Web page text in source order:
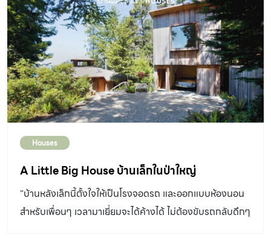
Houses
A Little Big House บ้านเล็กในป่าใหญ่
"บ้านหลังเล็กนี้ตั้งใจให้เป็นโรงจอดรถ และออกแบบห้องนอน
สำหรับเพื่อนๆ เวลามาเยี่ยมจะได้ค้างได้ ไม่ต้องขับรถกลับดึกๆ